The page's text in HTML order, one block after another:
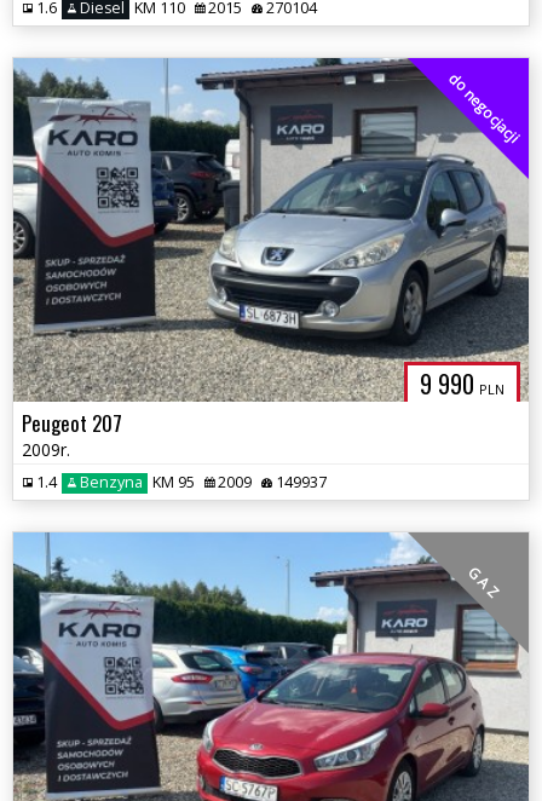
1.6 Diesel KM 110 2015 270104
9 990 PLN
do negocjacji
Peugeot 207
2009r.
1.4 Benzyna KM 95 2009 149937
G A Z